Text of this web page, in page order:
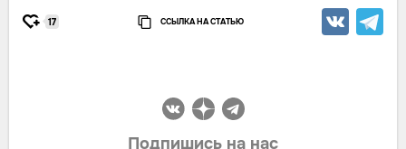
17 ССЫЛКА НА СТАТЬЮ
Подпишись на нас